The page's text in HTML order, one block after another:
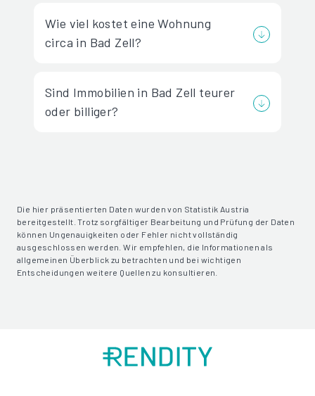
Wie viel kostet eine Wohnung
circa in Bad Zell?
Sind Immobilien in Bad Zell teurer
oder billiger?
Die hier präsentierten Daten wurden von Statistik Austria
bereitgestellt. Trotz sorgfältiger Bearbeitung und Prüfung der Daten
können Ungenauigkeiten oder Fehler nicht vollständig
ausgeschlossen werden. Wir empfehlen, die Informationen als
allgemeinen Überblick zu betrachten und bei wichtigen
Entscheidungen weitere Quellen zu konsultieren.